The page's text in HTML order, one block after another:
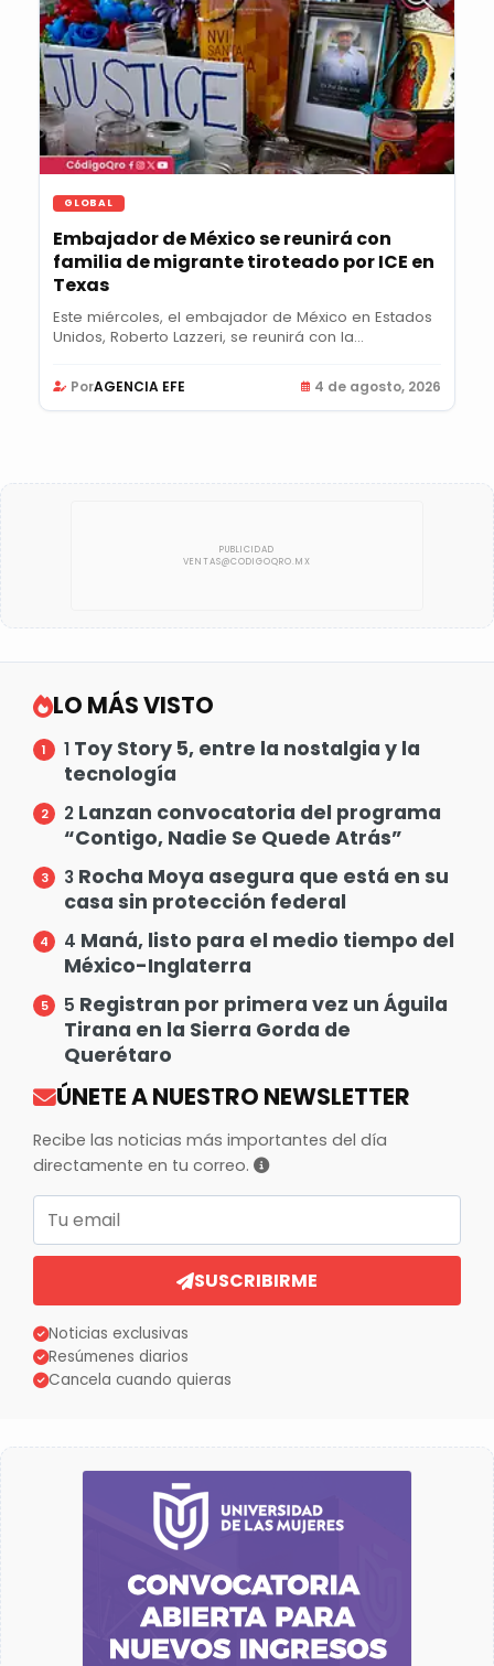
GLOBAL
Embajador de México se reunirá con
familia de migrante tiroteado por ICE en
Texas
Este miércoles, el embajador de México en Estados
Unidos, Roberto Lazzeri, se reunirá con la...
PorAGENCIA EFE 4 de agosto, 2026
LO MÁS VISTO
1 Toy Story 5, entre la nostalgia y la
tecnología
2 Lanzan convocatoria del programa
“Contigo, Nadie Se Quede Atrás”
3 Rocha Moya asegura que está en su
casa sin protección federal
4 Maná, listo para el medio tiempo del
México-Inglaterra
5 Registran por primera vez un Águila
Tirana en la Sierra Gorda de
Querétaro
ÚNETE A NUESTRO NEWSLETTER
Recibe las noticias más importantes del día
directamente en tu correo.
SUSCRIBIRME
Noticias exclusivas
Resúmenes diarios
Cancela cuando quieras